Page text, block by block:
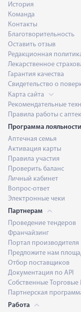
История
Команда
Контакты
Благотворительность
Оставить отзыв
Редакционная
Лекарственное
Гарантия качества
Свидетельство о
Карта сайта
Рекомендательные
Правила работы с
Программа лояльности
Аптечная семья
Активация карты
Правила участия
Проверить баланс
Личный кабинет
Вопрос-ответ
Электронные чеки
Партнерам
Проведение тендеров
Франчайзинг
Портал производителя
Предложите нам
Отбор поставщиков
Документация по API
Собственные
Партнерская
Работа